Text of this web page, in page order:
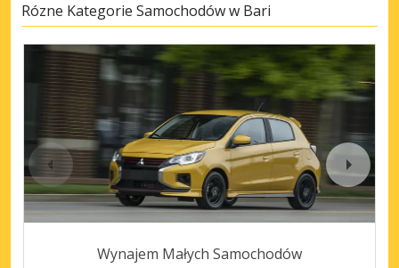
Rózne Kategorie Samochodów w Bari
Wynajem Małych Samochodów